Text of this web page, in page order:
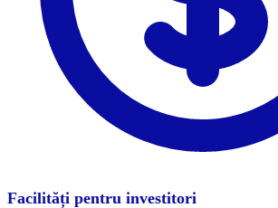
Facilități pentru investitori